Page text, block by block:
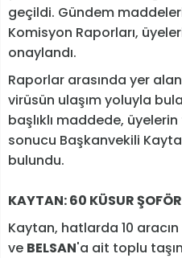
geçildi. Gündem
Komisyon Raporları,
onaylandı.
Raporlar arasında yer
virüsün ulaşım yoluyla
başlıklı maddede,
sonucu Başkanvekili
bulundu.
KAYTAN: 60 KÜSURŞOFÖR
Kaytan, hatlarda 10
ve BELSAN'a ait toplu